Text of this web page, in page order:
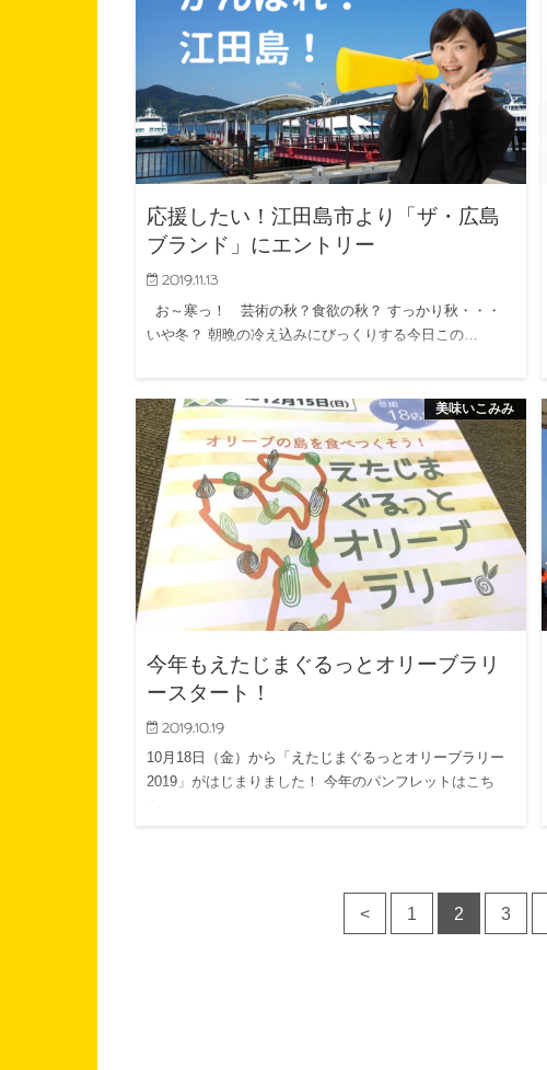
応援したい！江田島市より「ザ・広島
ブランド」にエントリー
2019.11.13
お～寒っ！ 芸術の秋？食欲の秋？ すっかり秋・・・
いや冬？ 朝晩の冷え込みにびっくりする今日この…
美味いこみみ
今年もえたじまぐるっとオリーブラリ
ースタート！
2019.10.19
10月18日（金）から「えたじまぐるっとオリーブラリー
2019」がはじまりました！ 今年のパンフレットはこち
< 1 2 3